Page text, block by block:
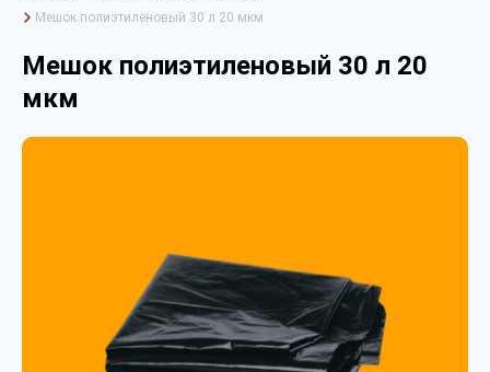
Мешок полиэтиленовый 30 л 20 мкм
Мешок полиэтиленовый 30 л 20
мкм